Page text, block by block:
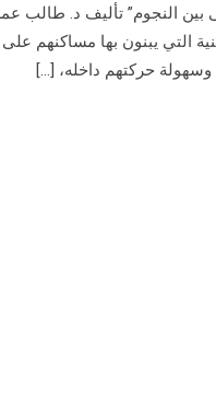
بين النجوم” تأليف د. طالب
التي يبنون بها مساكنهم
حركتهم داخله، […]